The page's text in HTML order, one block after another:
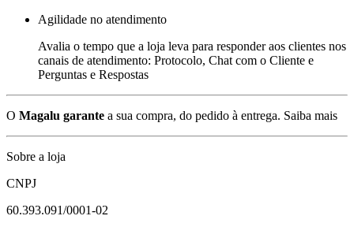
Agilidade no atendimento
Avalia o tempo que a loja leva para responder aos clientes nos
canais de atendimento: Protocolo, Chat com o Cliente e
Perguntas e Respostas
O Magalu garante a sua compra, do pedido à entrega. Saiba mais
Sobre a loja
CNPJ
60.393.091/0001-02